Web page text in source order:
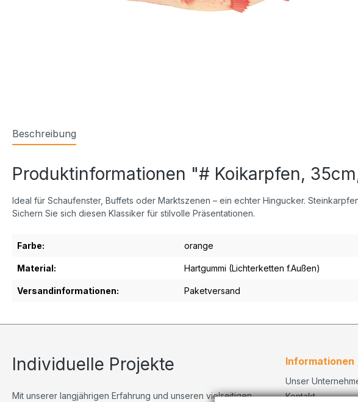
Beschreibung
Produktinformationen "# Koikarpfen,
Ideal für Schaufenster, Buffets oder Marktszenen – ein echter Hingucker.
Sichern Sie sich diesen Klassiker für stilvolle Präsentationen.
Farbe: orange
Material: Hartgummi (Lichterketten f.Außen)
Versandinformationen: Paketversand
Individuelle Projekte
Mit unserer langjährigen Erfahrung und unseren vielseitigen
Informationen
Unser
Kontakt